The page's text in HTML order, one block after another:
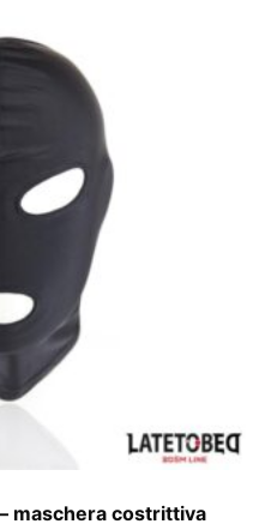
maschera costrittiva